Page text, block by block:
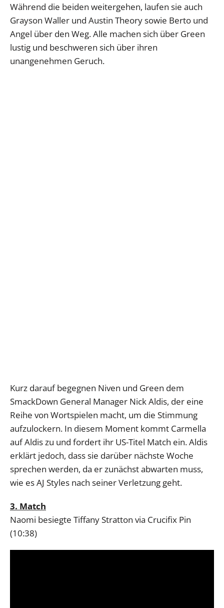
Während die beiden weitergehen, laufen sie auch
Grayson Waller und Austin Theory sowie Berto und
Angel über den Weg. Alle machen sich über Green
lustig und beschweren sich über ihren
unangenehmen Geruch.
Kurz darauf begegnen Niven und Green dem
SmackDown General Manager Nick Aldis, der eine
Reihe von Wortspielen macht, um die Stimmung
aufzulockern. In diesem Moment kommt Carmella
auf Aldis zu und fordert ihr US-Titel Match ein. Aldis
erklärt jedoch, dass sie darüber nächste Woche
sprechen werden, da er zunächst abwarten muss,
wie es AJ Styles nach seiner Verletzung geht.
3. Match
Naomi besiegte Tiffany Stratton via Crucifix Pin
(10:38)